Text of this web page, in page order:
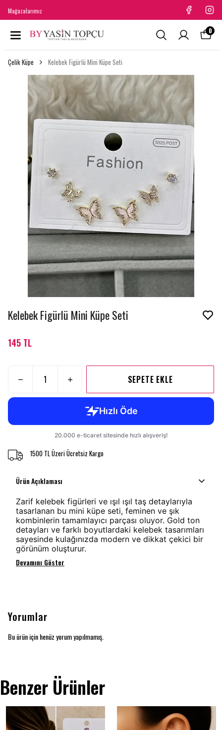
Mağazalarımız
0
Çelik Küpe Kelebek Figürlü Mini Küpe Seti
Kelebek Figürlü Mini Küpe Seti
145 TL
SEPETE EKLE
1500 TL Üzeri Ücretsiz Kargo
Ürün Açıklaması
Zarif kelebek figürleri ve ışıl ışıl taş detaylarıyla
tasarlanan bu mini küpe seti, feminen ve şık
kombinlerin tamamlayıcı parçası oluyor. Gold ton
detayları ve farklı boyutlardaki kelebek tasarımları
sayesinde kulağınızda modern ve dikkat çekici bir
görünüm oluşturur.
Devamını Göster
Yorumlar
Bu ürün için henüz yorum yapılmamış.
Benzer Ürünler